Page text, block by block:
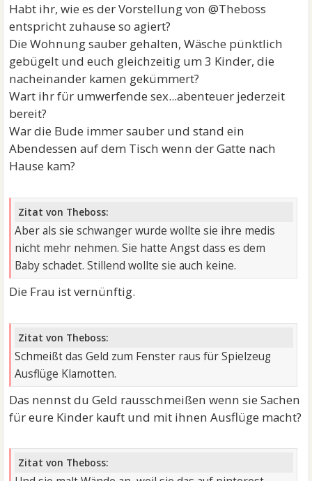
Habt ihr, wie es der Vorstellung von @Theboss
entspricht zuhause so agiert?
Die Wohnung sauber gehalten, Wäsche pünktlich
gebügelt und euch gleichzeitig um 3 Kinder, die
nacheinander kamen gekümmert?
Wart ihr für umwerfende sex...abenteuer jederzeit
bereit?
War die Bude immer sauber und stand ein
Abendessen auf dem Tisch wenn der Gatte nach
Hause kam?
Zitat von Theboss:
Aber als sie schwanger wurde wollte sie ihre medis
nicht mehr nehmen. Sie hatte Angst dass es dem
Baby schadet. Stillend wollte sie auch keine.
Die Frau ist vernünftig.
Zitat von Theboss:
Schmeißt das Geld zum Fenster raus für Spielzeug
Ausflüge Klamotten.
Das nennst du Geld rausschmeißen wenn sie Sachen
für eure Kinder kauft und mit ihnen Ausflüge macht?
Zitat von Theboss: